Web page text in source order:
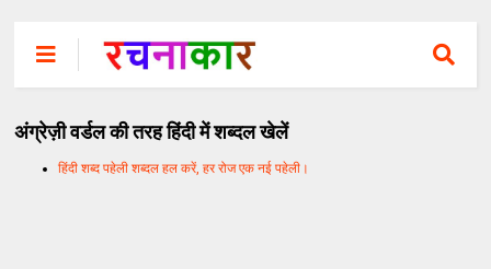
अंग्रेज़ी वर्डल की तरह हिंदी में शब्दल खेलें
हिंदी शब्द पहेली शब्दल हल करें, हर रोज एक नई पहेली।